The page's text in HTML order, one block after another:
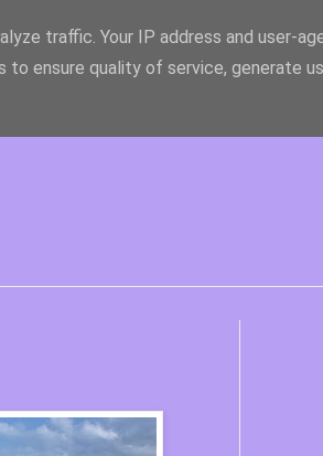
traffic. Your IP address and user-
ensure quality of service, generate